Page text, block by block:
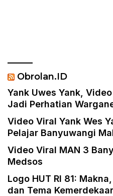
Obrolan.ID
Yank Uwes Yank,
Jadi Perhatian
Video Viral Yank Wes
Pelajar Banyuwangi
Video Viral MAN 3
Medsos
Logo HUT RI 81:
dan Tema